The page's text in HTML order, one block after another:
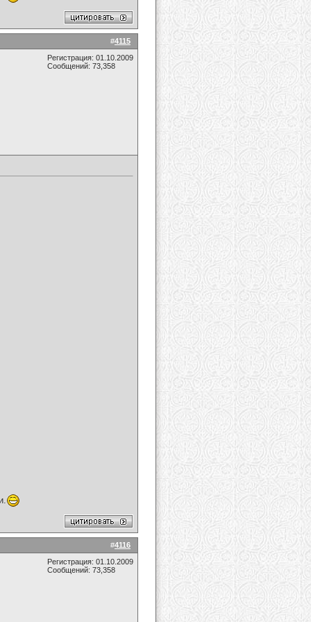
#4115
Регистрация: 01.10.2009
Сообщений: 73,358
#4116
Регистрация: 01.10.2009
Сообщений: 73,358